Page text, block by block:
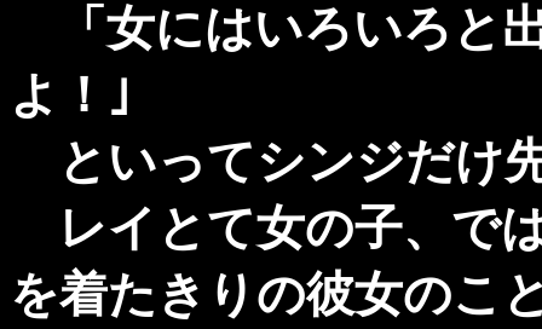
「女にはいろいろと
よ！｣
といってシンジだけ
レイとて女の子、で
を着たきりの彼女のこ